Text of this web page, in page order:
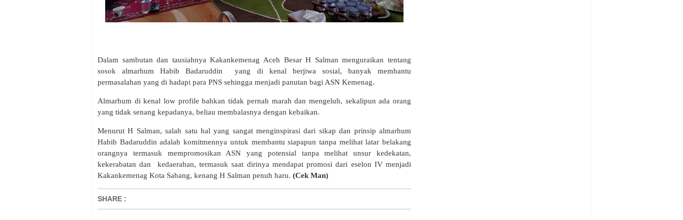
Dalam sambutan dan tausiahnya Kakankemenag Aceh Besar H Salman menguraikan tentang
sosok almarhum Habib Badaruddin yang di kenal berjiwa sosial, banyak membantu
permasalahan yang di hadapi para PNS sehingga menjadi panutan bagi ASN Kemenag.
Almarhum di kenal low profile bahkan tidak pernah marah dan mengeluh, sekalipun ada orang
yang tidak senang kepadanya, beliau membalasnya dengan kebaikan.
Menurut H Salman, salah satu hal yang sangat menginspirasi dari sikap dan prinsip almarhum
Habib Badaruddin adalah komitmennya untuk membantu siapapun tanpa melihat latar belakang
orangnya termasuk mempromosikan ASN yang potensial tanpa melihat unsur kedekatan,
kekerabatan dan kedaerahan, termasuk saat dirinya mendapat promosi dari eselon IV menjadi
Kakankemenag Kota Sabang, kenang H Salman penuh haru. (Cek Man)
SHARE :